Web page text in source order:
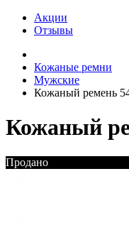
Акции
Отзывы
Кожаные ремни
Мужские
Кожаный ремень
Кожаный
Продано